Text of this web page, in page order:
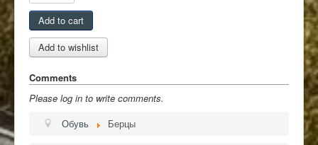
Comments
Please log in to write comments.
Обувь
Берцы